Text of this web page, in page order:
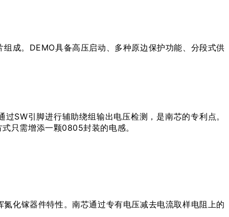
成。DEMO具备高压启动、多种原边保护功能、分段式供
SW引脚进行辅助绕组输出电压检测，是南芯的专利点。
只需增添一颗0805封装的电感。
化镓器件特性。南芯通过专有电压减去电流取样电阻上的